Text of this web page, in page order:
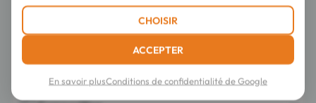
Conseils d'utilisation
CHOISIR
ACCEPTER
En savoir plusConditions de confidentialité de Google